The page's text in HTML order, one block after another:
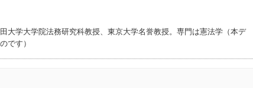
大学大学院法務研究科教授、東京大学名誉教授。専門は憲法学（本デ
です）